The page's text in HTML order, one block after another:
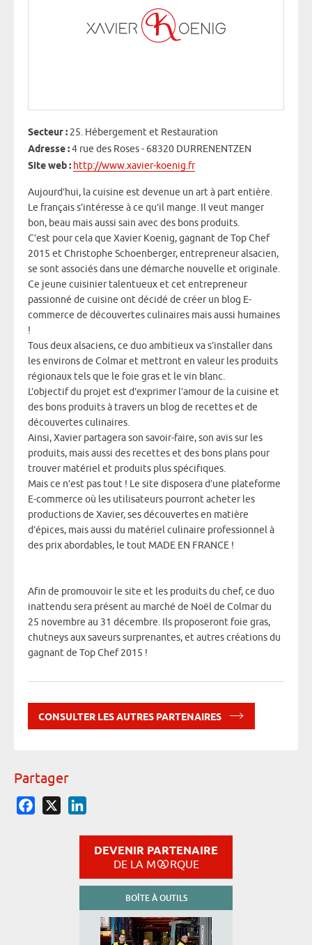
Secteur : 25. Hébergement et Restauration
Adresse :4 rue des Roses - 68320 DURRENENTZEN
Site web : http://www.xavier-koenig.fr
Aujourd’hui, la cuisine est devenue un art à part entière.
Le français s’intéresse à ce qu’il mange. Il veut manger
bon, beau mais aussi sain avec des bons produits.
C’est pour cela que Xavier Koenig, gagnant de Top Chef
2015 et Christophe Schoenberger, entrepreneur alsacien,
se sont associés dans une démarche nouvelle et originale.
Ce jeune cuisinier talentueux et cet entrepreneur
passionné de cuisine ont décidé de créer un blog E-
commerce de découvertes culinaires mais aussi humaines
!
Tous deux alsaciens, ce duo ambitieux va s’installer dans
les environs de Colmar et mettront en valeur les produits
régionaux tels que le foie gras et le vin blanc.
L’objectif du projet est d’exprimer l’amour de la cuisine et
des bons produits à travers un blog de recettes et de
découvertes culinaires.
Ainsi, Xavier partagera son savoir-faire, son avis sur les
produits, mais aussi des recettes et des bons plans pour
trouver matériel et produits plus spécifiques.
Mais ce n’est pas tout ! Le site disposera d’une plateforme
E-commerce où les utilisateurs pourront acheter les
productions de Xavier, ses découvertes en matière
d’épices, mais aussi du matériel culinaire professionnel à
des prix abordables, le tout MADE EN FRANCE !
Afin de promouvoir le site et les produits du chef, ce duo
inattendu sera présent au marché de Noël de Colmar du
25 novembre au 31 décembre. Ils proposeront foie gras,
chutneys aux saveurs surprenantes, et autres créations du
gagnant de Top Chef 2015 !
CONSULTER LES AUTRES PARTENAIRES
Partager
Facebook
DEVENIR PARTENAIRE
DE LA M RQUE
BOÎTE À OUTILS